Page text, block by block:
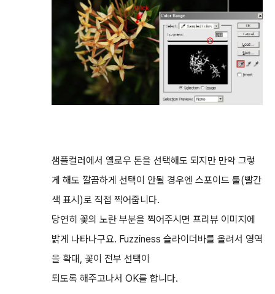
샘플컬러에서 옐로우 톤을 선택해도 되지만 만약 그렇
게 해도 깔끔하게 선택이 안될 경우엔 스포이드 툴(빨간
색 표시)로 직접 찍어줍니다.
당연히 꽃의 노란 부분을 찍어주시면 프리뷰 이미지에
밝게 나타나구요. Fuzziness 슬라이더바를 올려서 영역
을 확대, 꽃이 전부 선택이
되도록 해주고나서 OK를 합니다.